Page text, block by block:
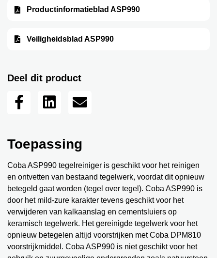
Productinformatieblad ASP990
Veiligheidsblad ASP990
Deel dit product
Toepassing
Coba ASP990 tegelreiniger is geschikt voor het reinigen
en ontvetten van bestaand tegelwerk, voordat dit opnieuw
betegeld gaat worden (tegel over tegel). Coba ASP990 is
door het mild-zure karakter tevens geschikt voor het
verwijderen van kalkaanslag en cementsluiers op
keramisch tegelwerk. Het gereinigde tegelwerk voor het
opnieuw betegelen altijd voorstrijken met Coba DPM810
voorstrijkmiddel. Coba ASP990 is niet geschikt voor het